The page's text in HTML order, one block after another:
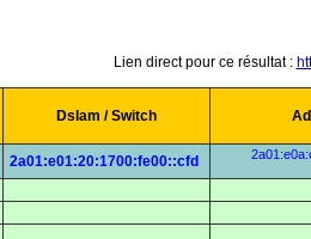
Lien direct pour ce résultat :
Dslam / Switch
2a01:e01:20:1700:fe00::cfd